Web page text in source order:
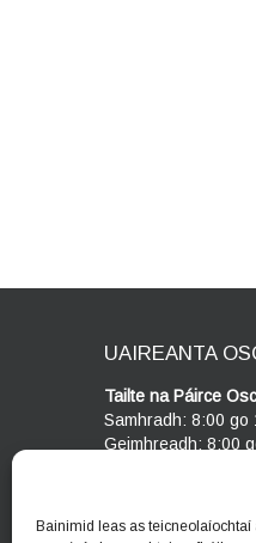
Bainimid leas as
UAIREANTA
Tailte na Páirce
Samhradh: 8:00 go
Geimhreadh: 8:00
10am - 5pm